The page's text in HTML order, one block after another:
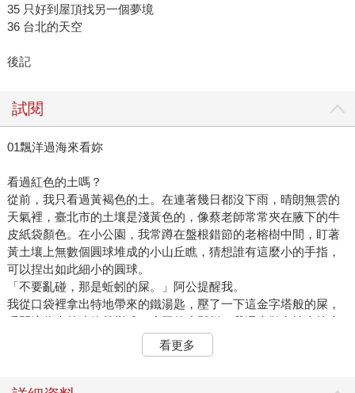
35 只好到屋頂找另一個夢境
36 台北的天空
後記
試閱
01飄洋過海來看妳
看過紅色的土嗎？
從前，我只看過黃褐色的土。在連著幾日都沒下雨，晴朗無雲的
天氣裡，臺北市的土壤是淺黃色的，像蔡老師常常夾在腋下的牛
皮紙袋顏色。在小公園，我常蹲在盤根錯節的老榕樹中間，盯著
黃土壤上無數個圓球堆成的小山丘瞧，猜想誰有這麼小的手指，
可以捏出如此細小的圓球。
「不要亂碰，那是蚯蚓的屎。」阿公提醒我。
我從口袋裡拿出特地帶來的鐵湯匙，壓了一下這金字塔般的屎，
瞬間這偉大的建築就變成了扁平的小鬆餅。我還喜歡在地上挖大
大小小的洞，把洞裡挖出來的土都集合成一個塚。乾季的時候，
土摸起來粗而硬，不似培樂多黏土般有彈性。我吐點口水混合，
看更多